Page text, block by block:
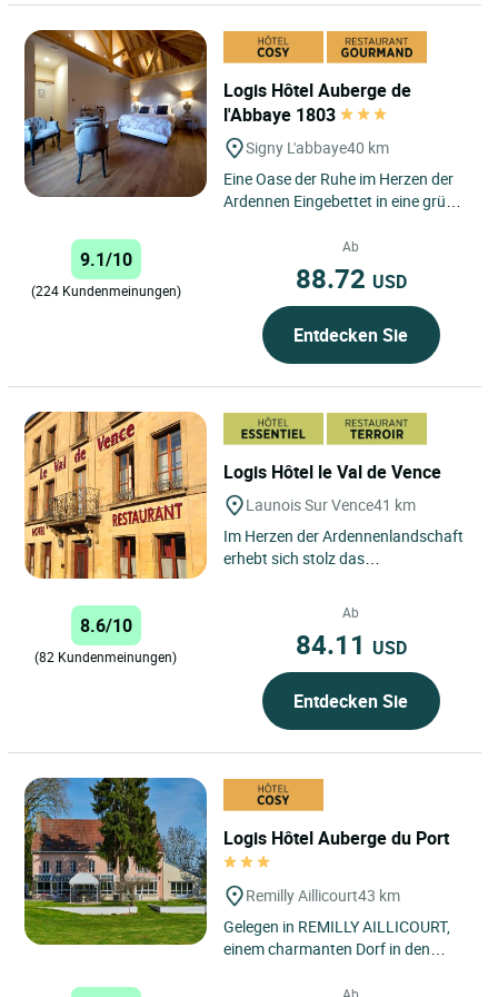
Logis Hôtel Auberge de
l'Abbaye 1803
Signy L'abbaye40 km
Eine Oase der Ruhe im Herzen der
Ardennen Eingebettet in eine grüne
Gasthaus in Signy L'Abbaye,...
9.1/10
(224 Kundenmeinungen)
Ab
88.72 USD
Entdecken Sie
Logis Hôtel le Val de Vence
Launois Sur Vence41 km
Im Herzen der Ardennenlandschaft
erhebt sich stolz das
charaktervollen...
8.6/10
(82 Kundenmeinungen)
Ab
84.11 USD
Entdecken Sie
Logis Hôtel Auberge du Port
Remilly Aillicourt43 km
Gelegen in REMILLY AILLICOURT,
einem charmanten Dorf in den
Auberge du Port eine ideale...
Ab